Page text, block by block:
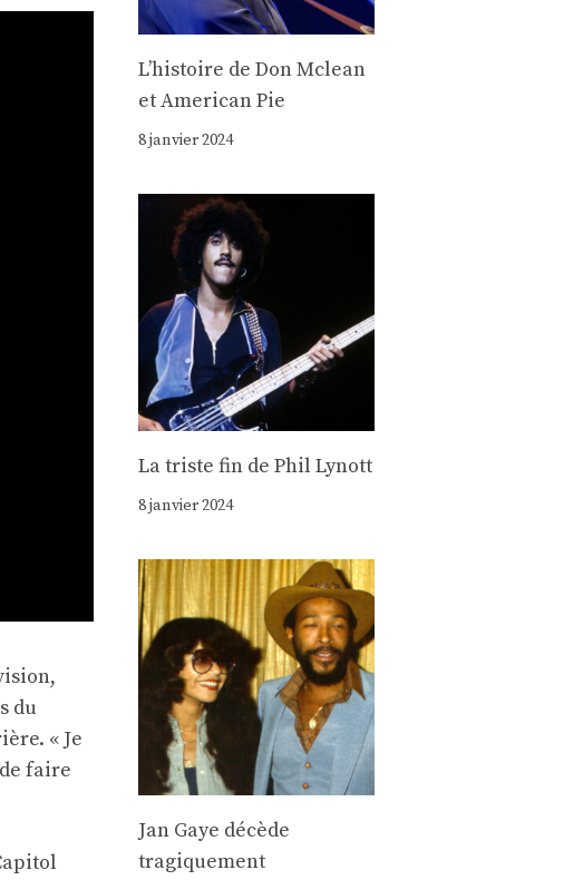
du
« Je
faire
Lʼhistoire de Don Mclean
et American Pie
8 janvier 2024
La triste fin de Phil Lynott
8 janvier 2024
Jan Gaye décède
tragiquement